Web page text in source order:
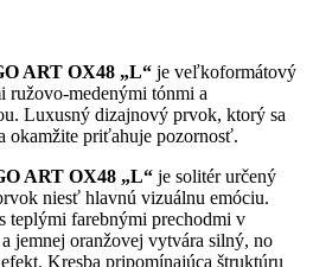
ART OX48 „L“ je veľkoformátový
ružovo-medenými tónmi a
Luxusný dizajnový prvok, ktorý sa
okamžite priťahuje pozornosť.
ART OX48 „L“ je solitér určený
niesť hlavnú vizuálnu emóciu.
farebnými prechodmi v
jemnej oranžovej vytvára silný, no
Kresba pripomínajúca štruktúru